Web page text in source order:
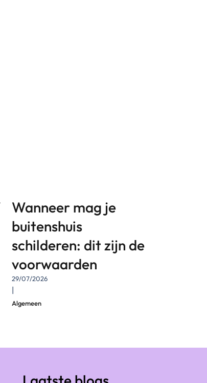
Wanneer mag je
buitenshuis
schilderen: dit zijn de
voorwaarden
29/07/2026
|
Algemeen